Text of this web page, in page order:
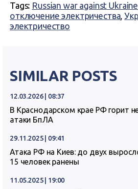
Tags: Russian war against Ukraine
отключение электричества,
электричество
SIMILAR POSTS
12.03.2026 | 08:37
В Краснодарском крае РФ горит
атаки БпЛА
29.11.2025 | 09:41
Атака РФ на Киев: до двух
15 человек ранены
11.05.2025 | 19:00